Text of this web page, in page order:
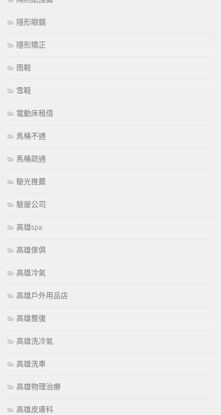
隱形眼鏡
隱形矯正
雨鞋
雪鞋
電動床租借
馬桶不通
馬桶疏通
驗光推薦
驗屋公司
高雄spa
高雄傢俱
高雄冷氣
高雄戶外用品店
高雄整復
高雄洗冷氣
高雄洗車
高雄物理治療
高雄皮膚科